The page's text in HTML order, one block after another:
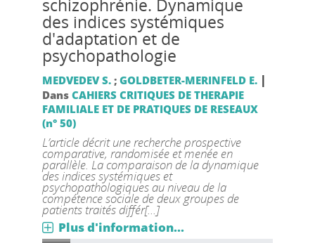
schizophrénie. Dynamique
des indices systémiques
d'adaptation et de
psychopathologie
MEDVEDEV S.; GOLDBETER-MERINFELD E. |
Dans CAHIERS CRITIQUES DE THERAPIE
FAMILIALE ET DE PRATIQUES DE RESEAUX
(n° 50)
L’article décrit une recherche prospective
comparative, randomisée et menée en
parallèle. La comparaison de la dynamique
des indices systémiques et
psychopathologiques au niveau de la
compétence sociale de deux groupes de
patients traités différ[...]
Plus d'information...